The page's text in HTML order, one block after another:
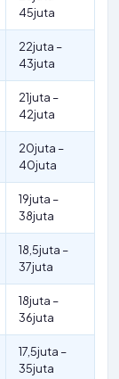
45juta
22juta –
43juta
21juta –
42juta
20juta –
40juta
19juta –
38juta
18,5juta –
37juta
18juta –
36juta
17,5juta –
35juta